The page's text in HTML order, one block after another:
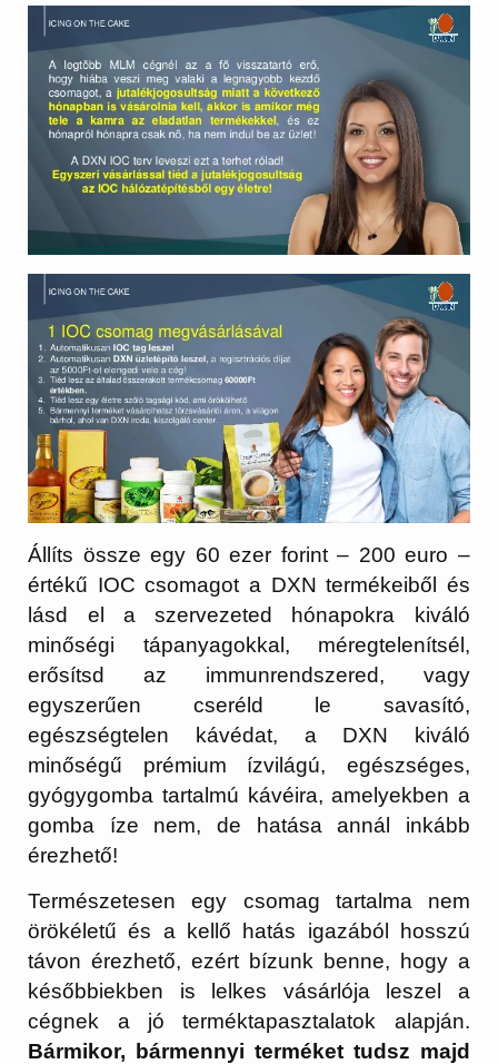
Állíts össze egy 60 ezer forint – 200 euro –
értékű IOC csomagot a DXN termékeiből és
lásd el a szervezeted hónapokra kiváló
minőségi tápanyagokkal, méregtelenítsél,
erősítsd az immunrendszered, vagy
egyszerűen cseréld le savasító,
egészségtelen kávédat, a DXN kiváló
minőségű prémium ízvilágú, egészséges,
gyógygomba tartalmú kávéira, amelyekben a
gomba íze nem, de hatása annál inkább
érezhető!
Természetesen egy csomag tartalma nem
örökéletű és a kellő hatás igazából hosszú
távon érezhető, ezért bízunk benne, hogy a
későbbiekben is lelkes vásárlója leszel a
cégnek a jó terméktapasztalatok alapján.
Bármikor, bármennyi terméket tudsz majd